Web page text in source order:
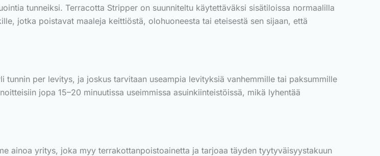
tunneiksi. Terracotta Stripper on suunniteltu käytettäväksi sisätiloissa normaalilla
jotka poistavat maaleja keittiöstä, olohuoneesta tai eteisestä sen sijaan, että
per levitys, ja joskus tarvitaan useampia levityksiä vanhemmille tai paksummille
jopa 15–20 minuutissa useimmissa asuinkiinteistöissä, mikä lyhentää
ainoa yritys, joka myy terrakottanpoistoainetta ja tarjoaa täyden tyytyväisyystakuun